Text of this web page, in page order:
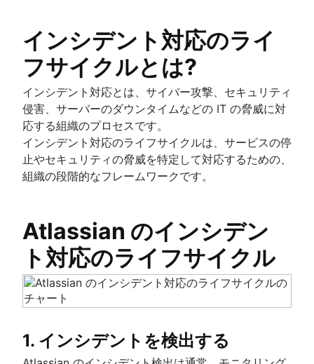
SLA と SLO と SLI
エラー予算
信頼性と可用性
MTTF（平均故障時間）
構築した者が運用する
問題管理とインシデント管理の比較
ChatOps
重大インシデント管理
IT インシデント管理
IT 運用のための最新のインシデント管理
IT ディザスタ リカバリ計画の策定方法
ディザスタ リカバリ計画の例
バグ追跡のベスト プラクティス
概要
テンプレート
誰も責めない
レポート
ミーティング
タイムライン
5 つの Why
公開と非公開の違い
チュートリアル
概要
インシデント コミュニケーション
オンコール スケジュール
顧客通知の自動化
ハンドブック
概要
インシデント対応
事後分析
テンプレート ジェネレーター
用語集
ハンドブックを入手する
インシデント管理状況 2020
インシデント管理状況 2021
Compliance Management Software
IT 管理
概要
問題管理
概要
役割と責任
プロセス
変更管理
概要
インシデント対応のライ
フサイクルとは?
インシデント対応とは、サイバー攻撃、セキュリティ
侵害、サーバーのダウンタイムなどの IT の脅威に対
応する組織のプロセスです。
インシデント対応のライフサイクルは、サービスの停
止やセキュリティの脅威を特定して対応するための、
組織の段階的なフレームワークです。
Atlassian のインシデン
ト対応のライフサイクル
1. インシデントを検出する